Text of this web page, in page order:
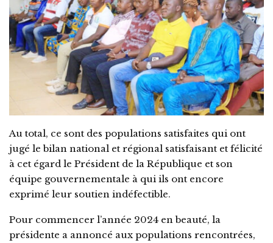
Au total, ce sont des populations satisfaites qui ont
jugé le bilan national et régional satisfaisant et félicité
à cet égard le Président de la République et son
équipe gouvernementale à qui ils ont encore
exprimé leur soutien indéfectible.
Pour commencer l’année 2024 en beauté, la
présidente a annoncé aux populations rencontrées,